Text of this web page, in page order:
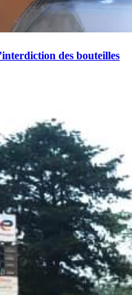
des bouteilles